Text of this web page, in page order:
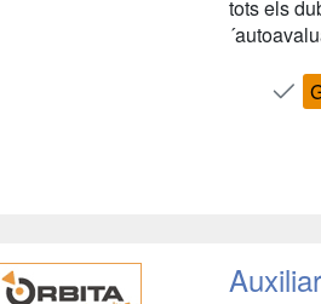
tots els